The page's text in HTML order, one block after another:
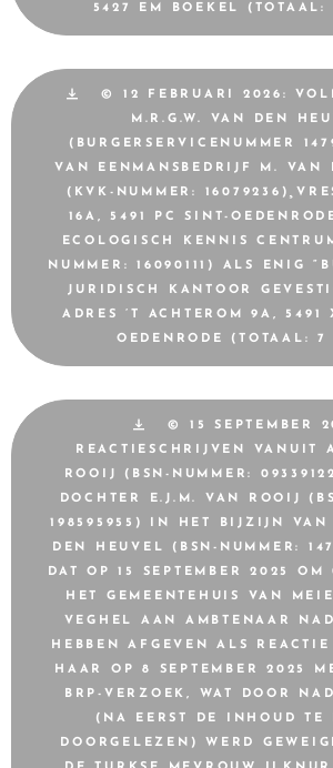
5427 EM BOEKEL (TOTAAL:
© 12 FEBRUARI 2026:
M.R.G.W. VAN DEN
(BURGERSERVICENUMMER
VAN EENMANSBEDRIJF M. VAN
(KVK-NUMMER:
16A, 5491 PC SINT-
ECOLOGISCH KENNIS
NUMMER: 16090111) ALS ENIG
JURIDISCH KANTOOR
ADRES ’T ACHTEROM 9A, 5491
OEDENRODE (TOTAAL: 7
© 15 SEPTEMBER
REACTIESCHRIJVEN VANUIT
ROOIJ (BSN-NUMMER:
DOCHTER E.J.M. VAN ROOIJ
198595955) IN HET BIJZIJN VAN
DEN HEUVEL (BSN-NUMMER:
DAT OP 15 SEPTEMBER 2025
HET GEMEENTEHUIS VAN
VEGHEL AAN AMBTENAAR
HEBBEN AFGEVEN ALS
HAAR OP 8 SEPTEMBER 2025
BRP-VERZOEK, WAT DOOR
(NA EERST DE INHOUD TE
DOORGELEZEN) WERD